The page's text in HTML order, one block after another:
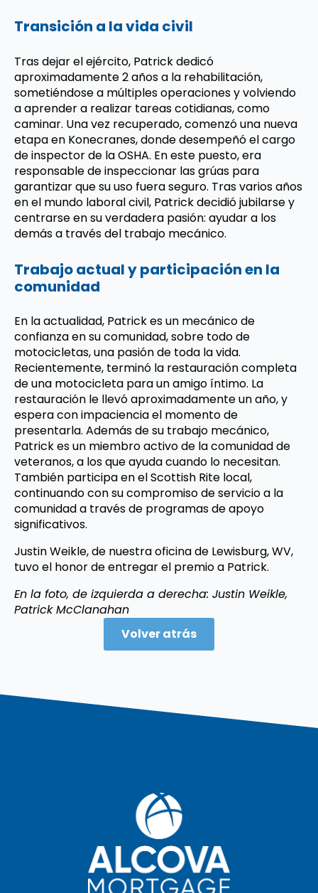
Transición a la vida civil
Tras dejar el ejército, Patrick dedicó
aproximadamente 2 años a la rehabilitación,
sometiéndose a múltiples operaciones y volviendo
a aprender a realizar tareas cotidianas, como
caminar. Una vez recuperado, comenzó una nueva
etapa en Konecranes, donde desempeñó el cargo
de inspector de la OSHA. En este puesto, era
responsable de inspeccionar las grúas para
garantizar que su uso fuera seguro. Tras varios años
en el mundo laboral civil, Patrick decidió jubilarse y
centrarse en su verdadera pasión: ayudar a los
demás a través del trabajo mecánico.
Trabajo actual y participación en la
comunidad
En la actualidad, Patrick es un mecánico de
confianza en su comunidad, sobre todo de
motocicletas, una pasión de toda la vida.
Recientemente, terminó la restauración completa
de una motocicleta para un amigo íntimo. La
restauración le llevó aproximadamente un año, y
espera con impaciencia el momento de
presentarla. Además de su trabajo mecánico,
Patrick es un miembro activo de la comunidad de
veteranos, a los que ayuda cuando lo necesitan.
También participa en el Scottish Rite local,
continuando con su compromiso de servicio a la
comunidad a través de programas de apoyo
significativos.
Justin Weikle, de nuestra oficina de Lewisburg, WV,
tuvo el honor de entregar el premio a Patrick.
En la foto, de izquierda a derecha: Justin Weikle,
Patrick McClanahan
Volver atrás